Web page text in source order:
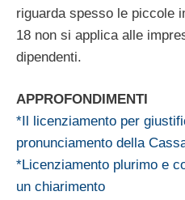
riguarda spesso le piccole
18 non si applica alle
dipendenti.
APPROFONDIMENTI
*Il licenziamento per
pronunciamento della
*Licenziamento plurimo e
un chiarimento